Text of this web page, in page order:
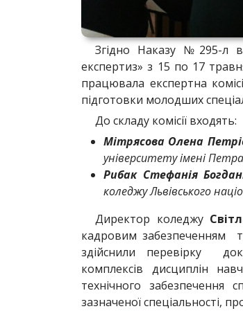
Згідно Наказу №295-л
експертиз» з 15 по 17
працювала експертна
підготовки молодших
До складу комісії входять:
Мітрясова Олена
університету імені
Рибак Стефанія
коледжу Львівського
Директор коледжу
кадровим забезпеченням
здійснили перевірку
комплексів дисциплін
технічного забезпечення
зазначеної спеціальності,